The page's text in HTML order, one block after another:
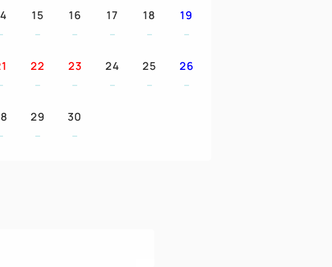
バイキングへお振替可能です。
グが各1回付となります。
15 16 17 18 19
22 23 24 25 26
29 30